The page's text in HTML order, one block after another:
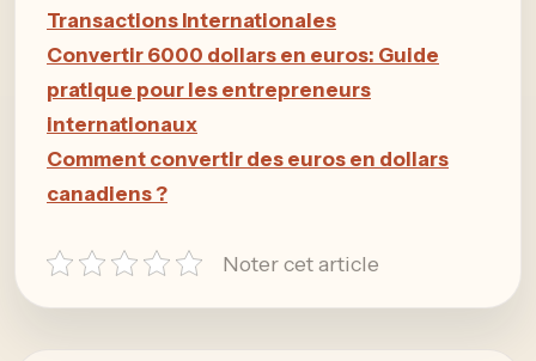
Transactions Internationales
Convertir 6000 dollars en euros: Guide
pratique pour les entrepreneurs
internationaux
Comment convertir des euros en dollars
canadiens ?
Noter cet article